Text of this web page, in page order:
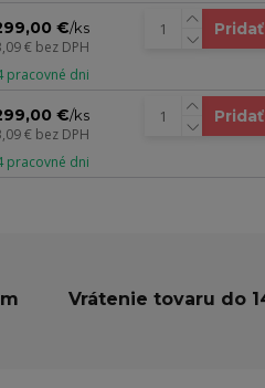
€/ks
€ bez DPH
pracovné dni
€/ks
€ bez DPH
pracovné dni
Vrátenie tovaru do